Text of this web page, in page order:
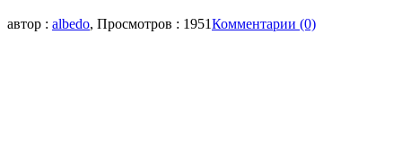
автор : albedo, Просмотров : 1951Комментарии (0)